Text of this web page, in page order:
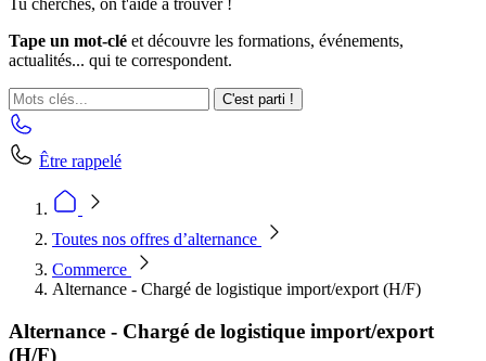
Tu cherches, on t'aide à trouver !
Tape un mot-clé et découvre les formations, événements,
actualités... qui te correspondent.
C'est parti !
Être rappelé
Toutes nos offres d’alternance
Commerce
Alternance - Chargé de logistique import/export (H/F)
Alternance - Chargé de logistique import/export
(H/F)